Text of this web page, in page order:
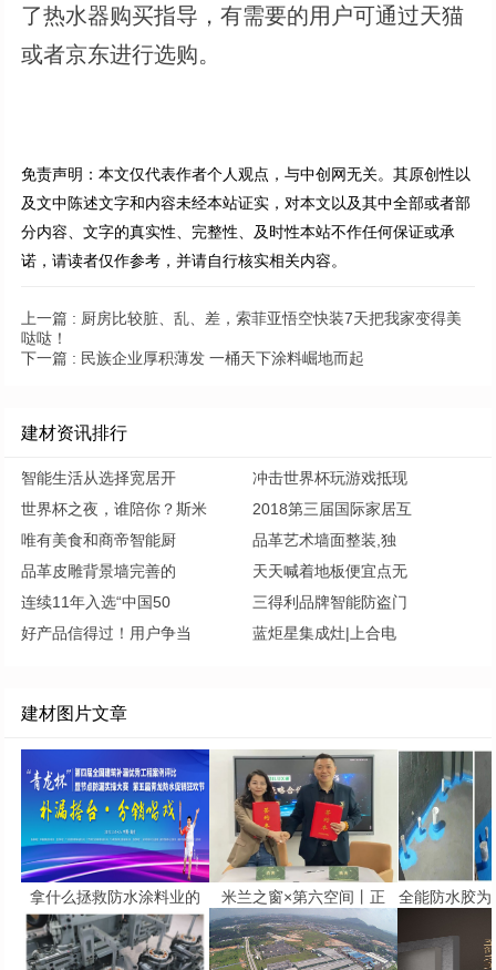
了热水器购买指导，有需要的用户可通过天猫
或者京东进行选购。
免责声明：本文仅代表作者个人观点，与中创网无关。其原创性以
及文中陈述文字和内容未经本站证实，对本文以及其中全部或者部
分内容、文字的真实性、完整性、及时性本站不作任何保证或承
诺，请读者仅作参考，并请自行核实相关内容。
上一篇 : 厨房比较脏、乱、差，索菲亚悟空快装7天把我家变得美
哒哒！
下一篇 : 民族企业厚积薄发 一桶天下涂料崛地而起
建材资讯排行
智能生活从选择宽居开
冲击世界杯玩游戏抵现
世界杯之夜，谁陪你？斯米
2018第三届国际家居互
唯有美食和商帝智能厨
品革艺术墙面整装,独
品革皮雕背景墙完善的
天天喊着地板便宜点无
连续11年入选“中国50
三得利品牌智能防盗门
好产品信得过！用户争当
蓝炬星集成灶|上合电
建材图片文章
拿什么拯救防水涂料业的 米兰之窗×第六空间丨正 全能防水胶